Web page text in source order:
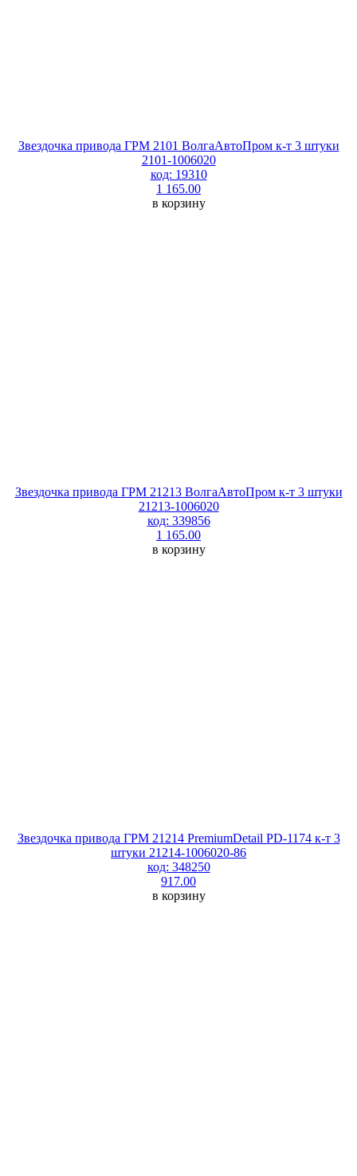
Звездочка привода ГРМ 2101 ВолгаАвтоПром к-т 3 штуки
2101-1006020
код: 19310
1 165.00
в корзину
Звездочка привода ГРМ 21213 ВолгаАвтоПром к-т 3 штуки
21213-1006020
код: 339856
1 165.00
в корзину
Звездочка привода ГРМ 21214 PremiumDetail PD-1174 к-т 3
штуки 21214-1006020-86
код: 348250
917.00
в корзину